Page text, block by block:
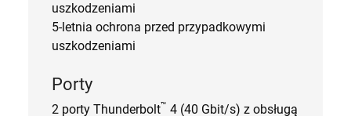
uszkodzeniami
5-letnia ochrona przed przypadkowymi
uszkodzeniami
Porty
2 porty Thunderbolt™ 4 (40 Gbit/s) z obsługą